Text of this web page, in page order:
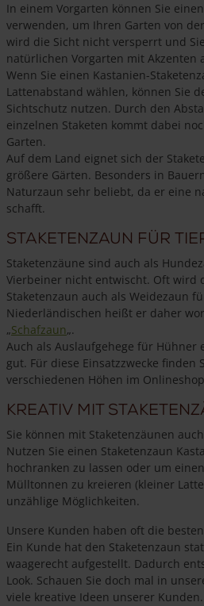
In einem Vorgarten können Sie
verwenden, um Ihren Garten von
wird die Sicht nicht versperrt und
natürlichen Vorgarten mit Akzenten
Wenn Sie einen Kastanien-
Lattenabstand wählen, können Sie
Sichtschutz nutzen. Durch den
einzelnen Staketen kommt dabei
Garten.
Auf dem Land eignet sich der
größere Gärten. Besonders in
Naturzaun sehr beliebt, da er eine
schafft.
Staketenzaun für
Staketenzäune sind auch als
Vierbeiner nicht entwischt. Oft wird
Staketenzaun auch als Weidezaun
Niederländischen heißt er daher
„Schafzaun„.
Auch als Auslaufgehege für Hühner
gut. Für diese Einsatzzwecke finden
verschiedenen Höhen im
Kreativ mit
Sie können mit Staketenzäunen
Nutzen Sie einen Staketenzaun
hochranken zu lassen oder um
Mülltonnen zu kreieren (kleiner
unzählige Möglichkeiten.
Unsere Kunden haben oft die
Ein Kunde hat den Staketenzaun
waagerecht aufgestellt. Dadurch
Look. Schauen Sie doch mal in
viele kreative Ideen unserer Kunden.